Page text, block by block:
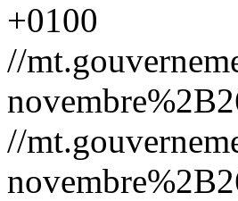
+0100
//
//